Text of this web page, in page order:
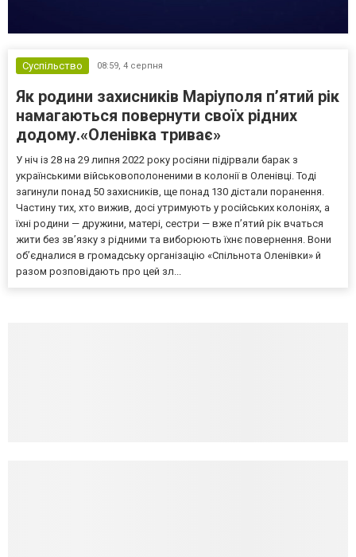
Суспільство 08:59, 4 серпня
Як родини захисників Маріуполя пʼятий рік
намагаються повернути своїх рідних
додому.«Оленівка триває»
У ніч із 28 на 29 липня 2022 року росіяни підірвали барак з
українськими військовополоненими в колонії в Оленівці. Тоді
загинули понад 50 захисників, ще понад 130 дістали поранення.
Частину тих, хто вижив, досі утримують у російських колоніях, а
їхні родини — дружини, матері, сестри — вже п’ятий рік вчаться
жити без зв’язку з рідними та виборюють їхнє повернення. Вони
об’єдналися в громадську організацію «Спільнота Оленівки» й
разом розповідають про цей зл...